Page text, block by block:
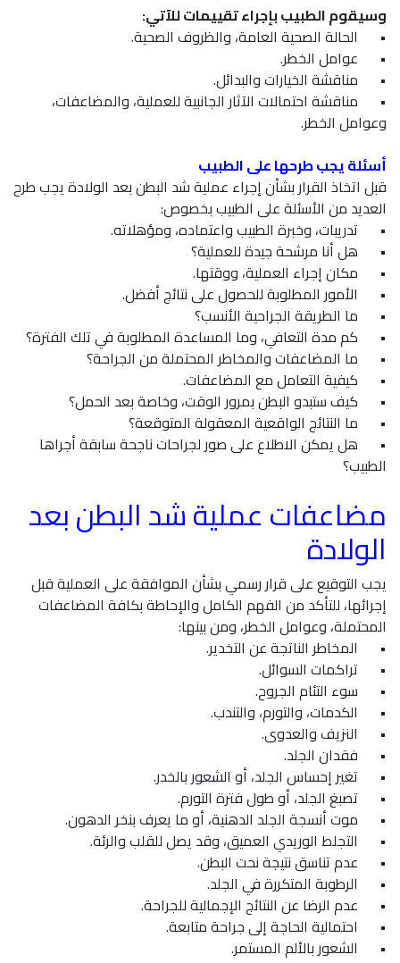
وسيقوم الطبيب بإجراء تقييمات للآتي:
•
الحالة الصحية العامة، والظروف الصحية.
•
عوامل الخطر.
•
مناقشة الخيارات والبدائل.
•
مناقشة احتمالات الآثار الجانبية للعملية، والمضاعفات،
وعوامل الخطر.
أسئلة يجب طرحها على الطبيب
قبل اتخاذ القرار بشأن إجراء عملية شد البطن بعد الولادة يجب طرح
العديد من الأسئلة على الطبيب بخصوص:
•
تدريبات، وخبرة الطبيب واعتماده، ومؤهلاته.
•
هل أنا مرشحة جيدة للعملية؟
•
مكان إجراء العملية، ووقتها.
•
الأمور المطلوبة للحصول على نتائج أفضل.
•
ما الطريقة الجراحية الأنسب؟
•
كم مدة التعافي، وما المساعدة المطلوبة في تلك الفترة؟
•
ما المضاعفات والمخاطر المحتملة من الجراحة؟
•
كيفية التعامل مع المضاعفات.
•
كيف ستبدو البطن بمرور الوقت، وخاصة بعد الحمل؟
•
ما النتائج الواقعية المعقولة المتوقعة؟
•
هل يمكن الاطلاع على صور لجراحات ناجحة سابقة أجراها
الطبيب؟
مضاعفات عملية شد البطن بعد
الولادة
يجب التوقيع على قرار رسمي بشأن الموافقة على العملية قبل
إجرائها، للتأكد من الفهم الكامل والإحاطة بكافة المضاعفات
المحتملة، وعوامل الخطر، ومن بينها:
•
المخاطر الناتجة عن التخدير.
•
تراكمات السوائل.
•
سوء التئام الجروح.
•
الكدمات، والتورم، والتندب.
•
النزيف والعدوى.
•
فقدان الجلد.
•
تغير إحساس الجلد، أو الشعور بالخدر.
•
تصبغ الجلد، أو طول فترة التورم.
•
موت أنسجة الجلد الدهنية، أو ما يعرف بنخر الدهون.
•
التجلط الوريدي العميق، وقد يصل للقلب والرئة.
•
عدم تناسق نتيجة نحت البطن.
•
الرطوبة المتكررة في الجلد.
•
عدم الرضا عن النتائج الإجمالية للجراحة.
•
احتمالية الحاجة إلى جراحة متابعة.
•
الشعور بالألم المستمر.